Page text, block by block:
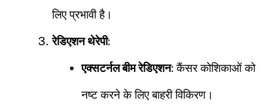
लिए प्रभावी है।
रेडिएशन थेरेपी:
एक्सटर्नल बीम रेडिएशन: कैंसर कोशिकाओं को
नष्ट करने के लिए बाहरी विकिरण।